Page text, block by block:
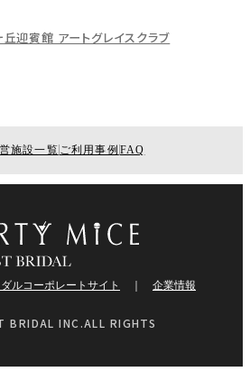
丘迎賓館 アートグレイスクラブ
施設一覧 ご利用事例 FAQ
ルコーポレートサイト 企業情報
BRIDAL INC.ALL RIGHTS